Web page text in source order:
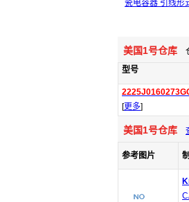
瓷电容器 引线形
美国1号仓库
型号
[更多]
美国1号仓库
参考图片